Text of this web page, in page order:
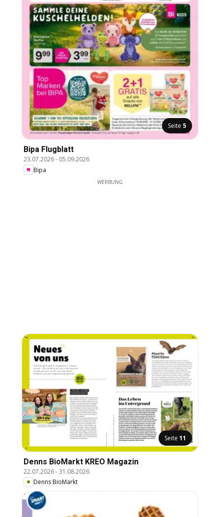
Seite 5
Bipa Flugblatt
23.07.2026- 05.09.2026
Bipa
WERBUNG
Seite 11
Denns BioMarkt KREO Magazin
22.07.2026-31.08.2026
Denns BioMarkt